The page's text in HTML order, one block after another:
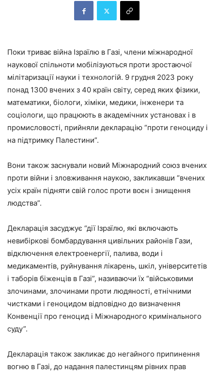
Поки триває війна Ізраїлю в Газі, члени міжнародної
наукової спільноти мобілізуються проти зростаючої
мілітаризації науки і технологій. 9 грудня 2023 року
понад 1300 вчених з 40 країн світу, серед яких фізики,
математики, біологи, хіміки, медики, інженери та
соціологи, що працюють в академічних установах і в
промисловості, прийняли декларацію “проти геноциду і
на підтримку Палестини”.
Вони також заснували новий Міжнародний союз вчених
проти війни і зловживання наукою, закликавши “вчених
усіх країн підняти свій голос проти воєн і знищення
людства”.
Декларація засуджує “дії Ізраїлю, які включають
невибіркові бомбардування цивільних районів Гази,
відключення електроенергії, палива, води і
медикаментів, руйнування лікарень, шкіл, університетів
і таборів біженців в Газі”, називаючи їх “військовими
злочинами, злочинами проти людяності, етнічними
чистками і геноцидом відповідно до визначення
Конвенції про геноцид і Міжнародного кримінального
суду”.
Декларація також закликає до негайного припинення
вогню в Газі, до надання палестинцям рівних прав